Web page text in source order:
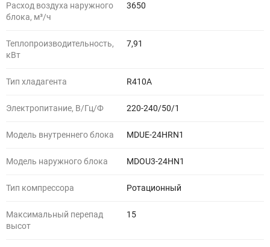
Расход воздуха наружного
блока, м³/ч
3650
Теплопроизводительность,
кВт
7,91
Тип хладагента R410A
Электропитание, В/Гц/Ф 220-240/50/1
Модель внутреннего блока MDUE-24HRN1
Модель наружного блока MDOU3-24HN1
Тип компрессора Ротационный
Максимальный перепад
высот
15